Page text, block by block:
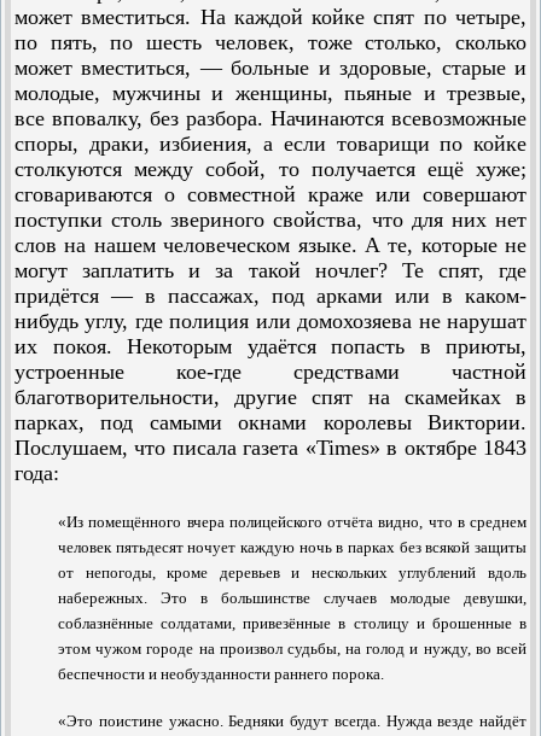
может вместиться. На каждой койке спят по четыре,
по пять, по шесть человек, тоже столько, сколько
может вместиться, — больные и здоровые, старые и
молодые, мужчины и женщины, пьяные и трезвые,
все вповалку, без разбора. Начинаются всевозможные
споры, драки, избиения, а если товарищи по койке
столкуются между собой, то получается ещё хуже;
сговариваются о совместной краже или совершают
поступки столь звериного свойства, что для них нет
слов на нашем человеческом языке. А те, которые не
могут заплатить и за такой ночлег? Те спят, где
придётся — в пассажах, под арками или в каком-
нибудь углу, где полиция или домохозяева не нарушат
их покоя. Некоторым удаётся попасть в приюты,
устроенные кое-где средствами част­ной
благотворительности, другие спят на скамейках в
парках, под самыми окнами королевы Виктории.
Послушаем, что писала газета «Times» в октябре 1843
года:
«Из помещённого вчера полицейского отчёта видно, что в среднем
человек пятьдесят ночует каждую ночь в парках без всякой защиты
от непогоды, кроме деревьев и нескольких углублений вдоль
набережных. Это в большинстве случаев молодые девушки,
соблазнённые солдатами, привезённые в столицу и брошенные в
этом чужом городе на произвол судьбы, на голод и нужду, во всей
беспечности и необузданности раннего порока.
«Это поистине ужасно. Бедняки будут всегда. Нужда везде найдёт